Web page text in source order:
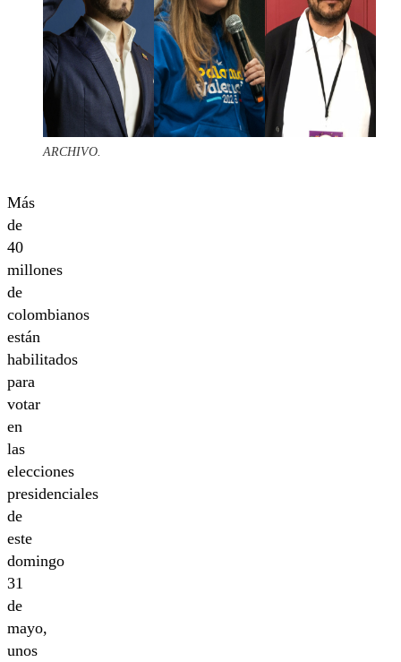
ARCHIVO.
Más
de
40
millones
de
colombianos
están
habilitados
para
votar
en
las
elecciones
presidenciales
de
este
domingo
31
de
mayo,
unos